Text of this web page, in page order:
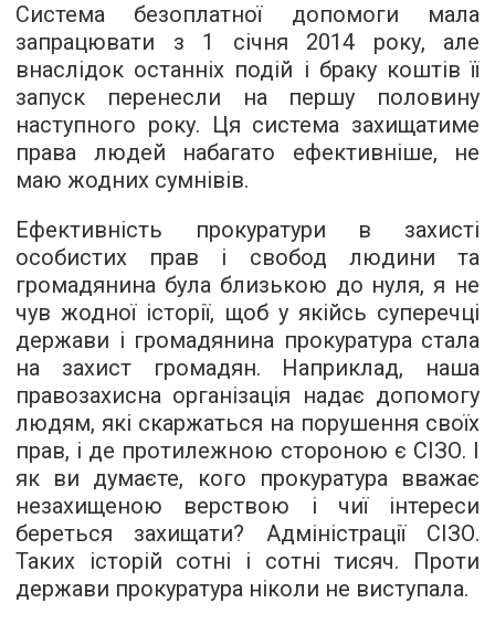
Система безоплатної допомоги мала
запрацювати з 1 січня 2014 року, але
внаслідок останніх подій і браку коштів її
запуск перенесли на першу половину
наступного року. Ця система захищатиме
права людей набагато ефективніше, не
маю жодних сумнівів.
Ефективність прокуратури в захисті
особистих прав і свобод людини та
громадянина була близькою до нуля, я не
чув жодної історії, щоб у якійсь суперечці
держави і громадянина прокуратура стала
на захист громадян. Наприклад, наша
правозахисна організація надає допомогу
людям, які скаржаться на порушення своїх
прав, і де протилежною стороною є СІЗО. І
як ви думаєте, кого прокуратура вважає
незахищеною верствою і чиї інтереси
береться захищати? Адміністрації СІЗО.
Таких історій сотні і сотні тисяч. Проти
держави прокуратура ніколи не виступала.